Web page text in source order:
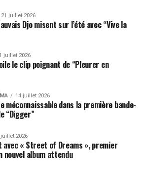
21 juillet 2026
Djo misent sur l’été avec “Vive la
juillet 2026
le clip poignant de “Pleurer en
14 juillet 2026
méconnaissable dans la première bande-
“Digger”
juillet 2026
avec « Street of Dreams », premier
nouvel album attendu